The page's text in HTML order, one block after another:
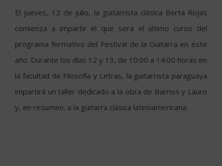
El jueves, 12 de julio, la guitarrista clásica Berta Rojas
comienza a impartir el que será el último curso del
programa formativo del Festival de la Guitarra en este
año. Durante los días 12 y 13, de 10:00 a 14:00 horas en
la facultad de Filosofía y Letras, la guitarrista paraguaya
impartirá un taller dedicado a la obra de Barrios y Lauro
y, en resumen, a la guitarra clásica latinoamericana.